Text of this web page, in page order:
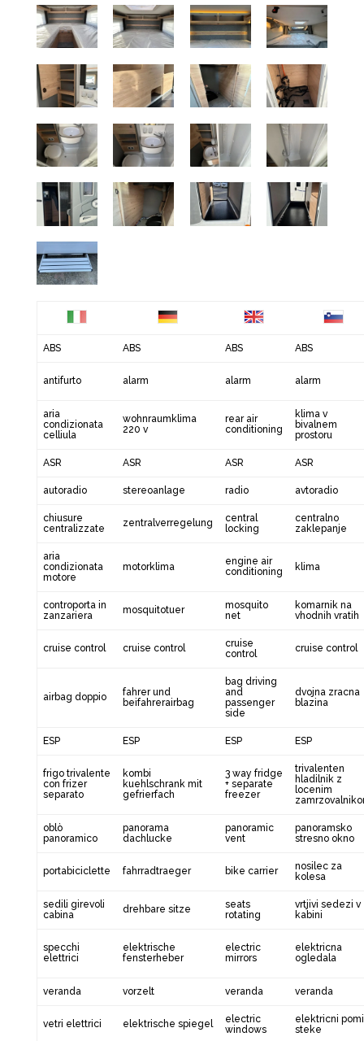
ABS ABS ABS ABS
antifurto alarm alarm alarm
aria
condizionata
celliula
wohnraumklima
220 v
rear air
conditioning
klima v
bivalnem
prostoru
ASR ASR ASR ASR
autoradio stereoanlage radio avtoradio
chiusure
centralizzate
zentralverregelung
central
locking
centralno
zaklepanje
aria
condizionata
motore
motorklima
engine air
conditioning
klima
controporta in
zanzariera
mosquitotuer
mosquito
net
komarnik na
vhodnih vratih
cruise control cruise control
cruise
control
cruise control
airbag doppio
fahrer und
beifahrerairbag
bag driving
and
passenger
side
dvojna zracna
blazina
ESP ESP ESP ESP
frigo trivalente
con frizer
separato
kombi
kuehlschrank mit
gefrierfach
3 way fridge
+ separate
freezer
trivalenten
hladilnik z
locenim
oblò
panoramico
panorama
dachlucke
panoramic
vent
panoramsko
stresno okno
portabiciclette fahrradtraeger bike carrier
nosilec za
kolesa
sedili girevoli
cabina
drehbare sitze
seats
rotating
vrtjivi sedezi v
kabini
specchi
elettrici
elektrische
fensterheber
electric
mirrors
elektricna
ogledala
veranda vorzelt veranda veranda
vetri elettrici elektrische spiegel
electric
windows
elektricni
steke